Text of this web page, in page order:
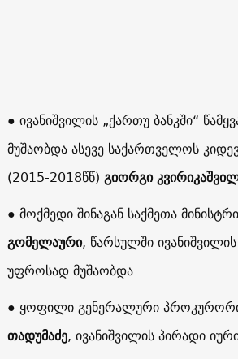
● ივანიშვილის „ქართუ ბანკში“
მუშაობდა ასევე საქართველოს
(2015-2018წწ) გიორგი
● მოქმედი შინაგან საქმეთა
გომელაური, წარსულში
უფროსად მუშაობდა.
● ყოფილი გენერალური
თადუმაძე, ივანიშვილის პირადი